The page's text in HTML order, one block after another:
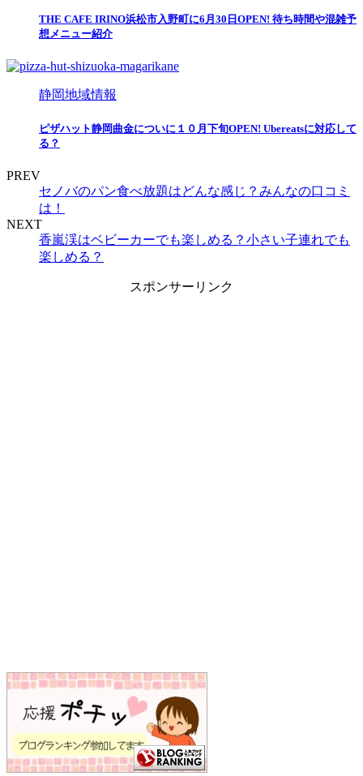
THE CAFE IRINO浜松市入野町に6月30日OPEN! 待ち時間や混雑予
想メニュー紹介
静岡地域情報
ピザハット静岡曲金についに１０月下旬OPEN! Ubereatsに対応して
る？
PREV
セノバのパン食べ放題はどんな感じ？みんなの口コミ
は！
NEXT
香嵐渓はベビーカーでも楽しめる？小さい子連れでも
楽しめる？
スポンサーリンク